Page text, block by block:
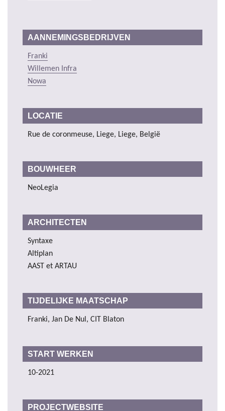
AANNEMINGSBEDRIJVEN
Franki
Willemen Infra
Nowa
LOCATIE
Rue de coronmeuse, Liege, Liege, België
BOUWHEER
NeoLegia
ARCHITECTEN
Syntaxe
Altiplan
AAST et ARTAU
TIJDELIJKE MAATSCHAP
Franki, Jan De Nul, CIT Blaton
START WERKEN
10-2021
PROJECTWEBSITE